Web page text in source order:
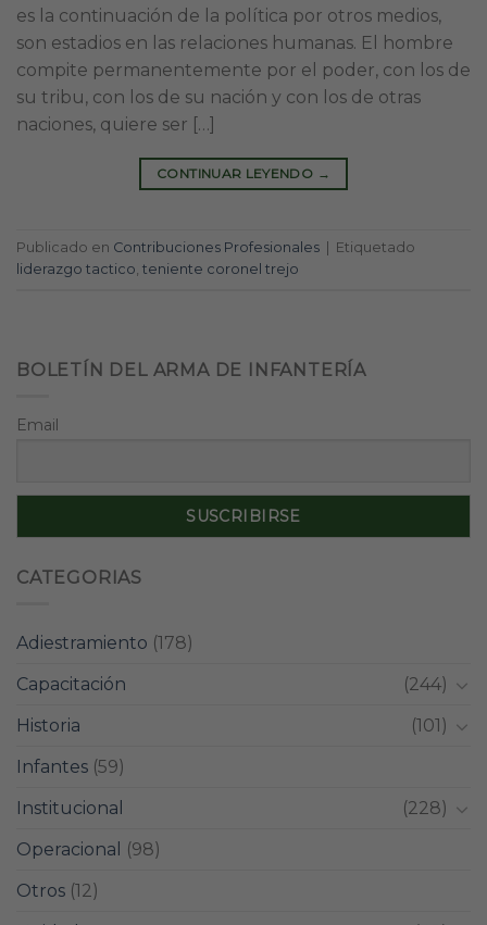
es la continuación de la política por otros medios,
son estadios en las relaciones humanas. El hombre
compite permanentemente por el poder, con los de
su tribu, con los de su nación y con los de otras
naciones, quiere ser […]
CONTINUAR LEYENDO →
Publicado en Contribuciones Profesionales
Etiquetado
liderazgo tactico teniente coronel trejo
BOLETÍN DEL ARMA DE INFANTERÍA
Email
CATEGORIAS
Adiestramiento (178)
Capacitación
(244)
Historia
(101)
Infantes (59)
Institucional
(228)
Operacional
(98)
Otros (12)